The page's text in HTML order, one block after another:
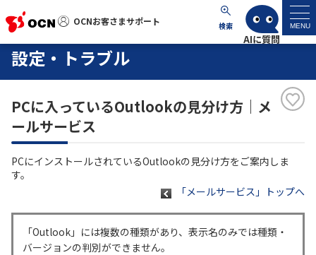
OCNお客さまサポート 検索 MENU
OCNお客さまサポート
サポートトップ
サービス名から探す
工事・故障情報
設定・トラブル
PCに入っているOutlookの見分け方｜メ
ールサービス
PCにインストールされているOutlookの見分け方をご案内しま
す。
「メールサービス」トップへ
「Outlook」には複数の種類があり、表示名のみでは種類・
バージョンの判別ができません。